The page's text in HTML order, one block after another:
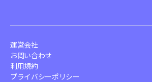
運営会社
お問い合わせ
利用規約
プライバシーポリシー